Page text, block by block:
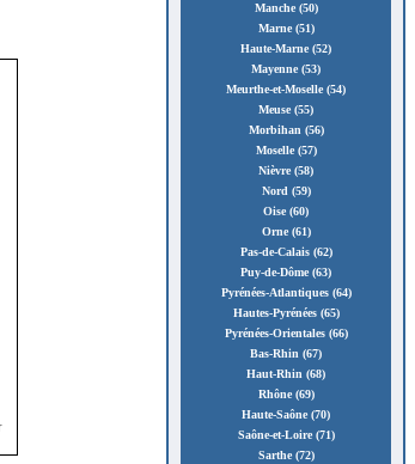
Manche (50)
Marne (51)
Haute-Marne (52)
Mayenne (53)
Meurthe-et-Moselle (54)
Meuse (55)
Morbihan (56)
Moselle (57)
Nièvre (58)
Nord (59)
Oise (60)
Orne (61)
Pas-de-Calais (62)
Puy-de-Dôme (63)
Pyrénées-Atlantiques (64)
Hautes-Pyrénées (65)
Pyrénées-Orientales (66)
Bas-Rhin (67)
Haut-Rhin (68)
Rhône (69)
Haute-Saône (70)
Saône-et-Loire (71)
Sarthe (72)